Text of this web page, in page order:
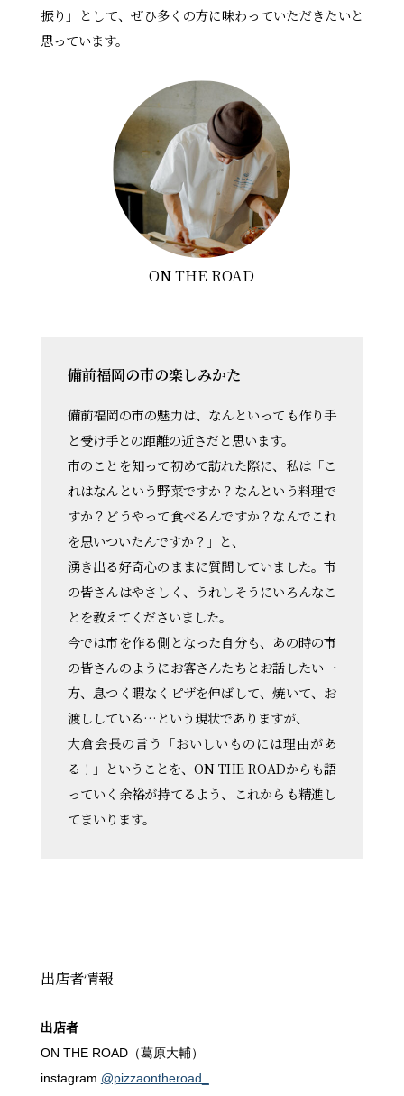
振り」として、ぜひ多くの方に味わっていただきたいと
思っています。
ON THE ROAD
備前福岡の市の楽しみかた
備前福岡の市の魅力は、なんといっても作り手
と受け手との距離の近さだと思います。
市のことを知って初めて訪れた際に、私は「こ
れはなんという野菜ですか？なんという料理で
すか？どうやって食べるんですか？なんでこれ
を思いついたんですか？」と、
湧き出る好奇心のままに質問していました。市
の皆さんはやさしく、うれしそうにいろんなこ
とを教えてくださいました。
今では市を作る側となった自分も、あの時の市
の皆さんのようにお客さんたちとお話したい一
方、息つく暇なくピザを伸ばして、焼いて、お
渡ししている…という現状でありますが、
大倉会長の言う「おいしいものには理由があ
る！」ということを、ON THE ROADからも語
っていく余裕が持てるよう、これからも精進し
てまいります。
出店者情報
出店者
ON THE ROAD（葛原大輔）
instagram @pizzaontheroad_